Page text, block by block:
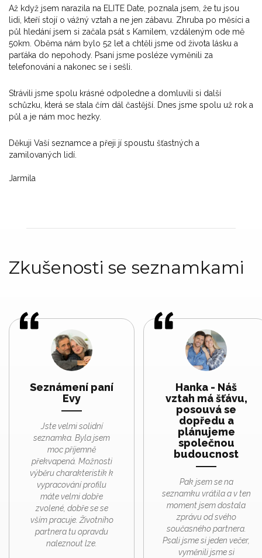
Až když jsem narazila na ELITE Date, poznala jsem, že tu jsou
lidi, kteří stojí o vážný vztah a ne jen zábavu. Zhruba po měsíci a
půl hledání jsem si začala psát s Kamilem, vzdáleným ode mě
50km. Oběma nám bylo 52 let a chtěli jsme od života lásku a
parťáka do nepohody. Psaní jsme posléze vyměnili za
telefonování a nakonec se i sešli.
Strávili jsme spolu krásné odpoledne a domluvili si další
schůzku, která se stala čím dál častější. Dnes jsme spolu už rok a
půl a je nám moc hezky.
Děkuji Vaší seznamce a přeji jí spoustu šťastných a
zamilovaných lidí.
Jarmila
Zkušenosti se seznamkami
Seznámení paní
Evy
Jste velmi solidní
seznamka. Byla jsem
moc příjemně
překvapená. Možnosti
výběru charakteristik k
vypracování profilu
máte velmi dobře
zvolené, dobře se se
vším pracuje. Životního
partnera tu opravdu
naleznout lze.
Hanka - Náš
vztah má šťávu,
posouvá se
dopředu a
plánujeme
společnou
budoucnost
Pak jsem se na
seznamku vrátila a v ten
moment jsem dostala
zprávu od svého
současného partnera.
Psali jsme si jeden večer,
vyměnili jsme si